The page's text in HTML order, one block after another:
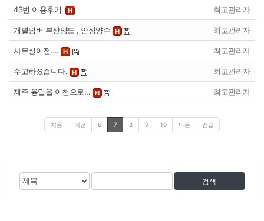
43번 이용후기. H 최고관리자
개별넘버 부산양도 , 안성양수 H 최고관리자
사무실이전.... H 최고관리자
수고하셨습니다. H 최고관리자
제주 용달을 이천으로... H 최고관리자
처음 이전 6 7 8 9 10 다음 맨끝
게
물
검
색
대
검
어